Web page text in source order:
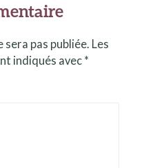
pas publiée. Les
indiqués avec *